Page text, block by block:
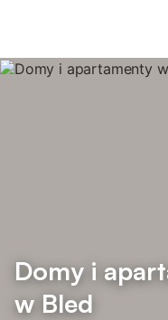
Domy i
w Bled